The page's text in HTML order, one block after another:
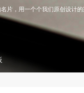
片，用一个个我们原创设计